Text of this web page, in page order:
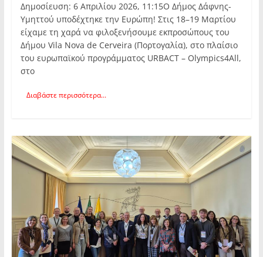
Δημοσίευση: 6 Απριλίου 2026, 11:15Ο Δήμος Δάφνης-
Υμηττού υποδέχτηκε την Ευρώπη! Στις 18–19 Μαρτίου
είχαμε τη χαρά να φιλοξενήσουμε εκπροσώπους του
Δήμου Vila Nova de Cerveira (Πορτογαλία), στο πλαίσιο
του ευρωπαϊκού προγράμματος URBACT – Olympics4All,
στο
Διαβάστε περισσότερα...